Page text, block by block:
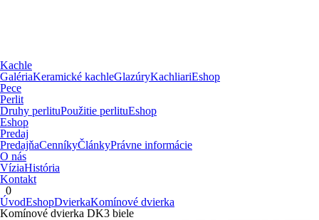
Kachle
GalériaKeramické kachleGlazúryKachliariEshop
Pece
Perlit
Druhy perlituPoužitie perlituEshop
Eshop
Predaj
PredajňaCenníkyČlánkyPrávne informácie
O nás
VíziaHistória
Kontakt
0
ÚvodEshopDvierkaKomínové dvierka
Komínové dvierka DK3 biele